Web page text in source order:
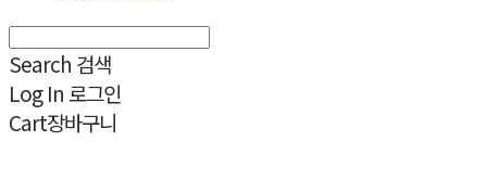
Search 검색
Log In 로그인
Cart장바구니